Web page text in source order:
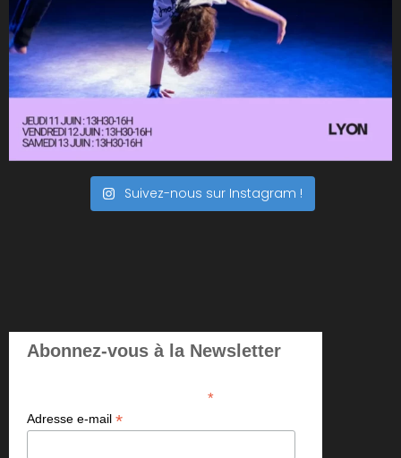
Suivez-nous sur Instagram !
Abonnez-vous à la Newsletter
*indicates required
Adresse e-mail *